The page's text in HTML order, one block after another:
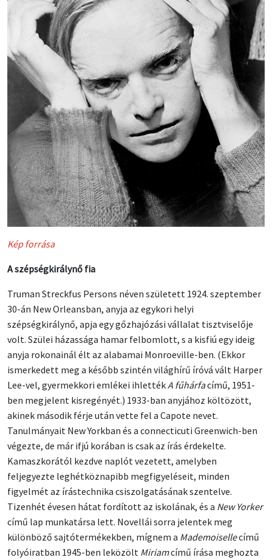
Kép forrása
A szépségkirálynő fia
Truman Streckfus Persons néven született 1924. szeptember
30-án New Orleansban, anyja az egykori helyi
szépségkirálynő, apja egy gőzhajózási vállalat tisztviselője
volt. Szülei házassága hamar felbomlott, s a kisfiú egy ideig
anyja rokonainál élt az alabamai Monroeville-ben. (Ekkor
ismerkedett meg a később szintén világhírű íróvá vált Harper
Lee-vel, gyermekkori emlékei ihlettékA fűhárfacímű, 1951-
ben megjelent kisregényét.) 1933-ban anyjához költözött,
akinek második férje után vette fel a Capote nevet.
Tanulmányait New Yorkban és a connecticuti Greenwich-ben
végezte, de már ifjú korában is csak az írás érdekelte.
Kamaszkorától kezdve naplót vezetett, amelyben
feljegyezte leghétköznapibb megfigyeléseit, minden
figyelmét az írástechnika csiszolgatásának szentelve.
Tizenhét évesen hátat fordított az iskolának, és a New Yorker
című lap munkatársa lett. Novellái sorra jelentek meg
különböző sajtótermékekben, mígnem a Mademoisellecímű
folyóiratban 1945-ben leközölt Miriamcímű írása meghozta